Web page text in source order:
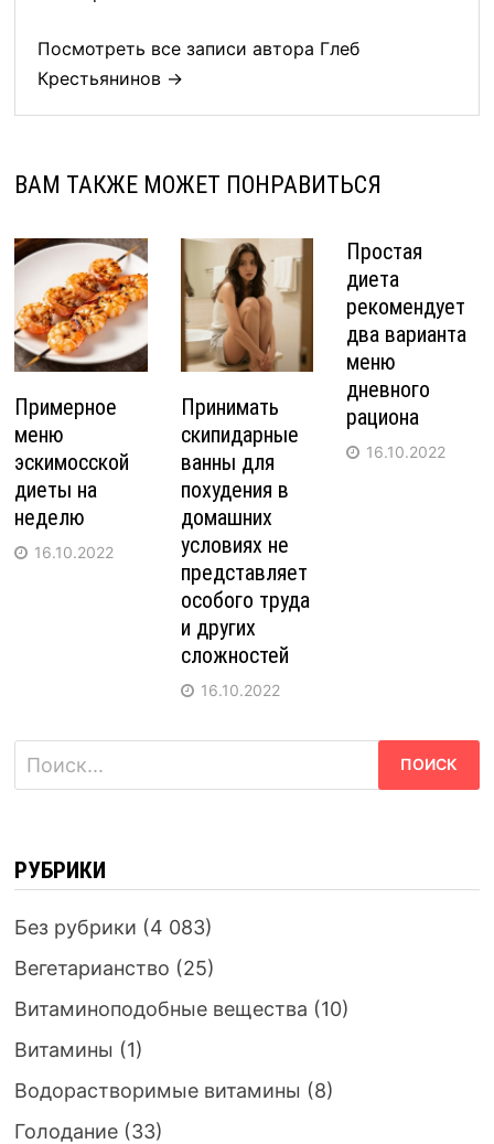
Посмотреть все записи автора Глеб
Крестьянинов →
ВАМ ТАКЖЕ МОЖЕТ ПОНРАВИТЬСЯ
Примерное
меню
эскимосской
диеты на
неделю
16.10.2022
Принимать
скипидарные
ванны для
похудения в
домашних
условиях не
представляет
особого труда
и других
сложностей
16.10.2022
Простая
диета
рекомендует
два варианта
меню
дневного
рациона
16.10.2022
Найти:
РУБРИКИ
Без рубрики (4 083)
Вегетарианство (25)
Витаминоподобные вещества (10)
Витамины (1)
Водорастворимые витамины (8)
Голодание(33)